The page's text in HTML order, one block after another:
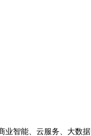
业智能、云服务、大数据